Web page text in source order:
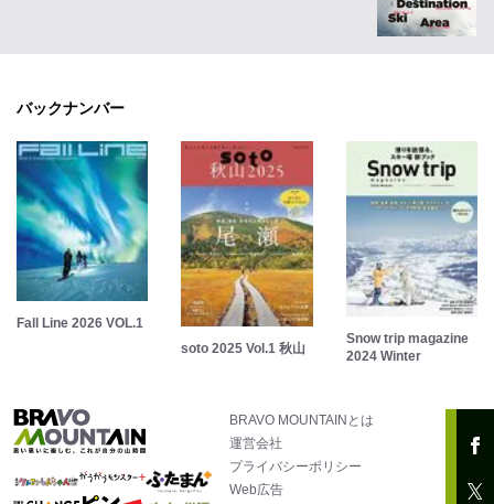
バックナンバー
Fall Line 2026 VOL.1
soto 2025 Vol.1 秋山
Snow trip magazine
2024 Winter
BRAVO MOUNTAINとは
運営会社
プライバシーポリシー
Web広告